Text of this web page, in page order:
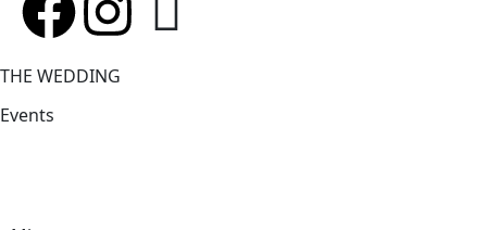
THE WEDDING
Events